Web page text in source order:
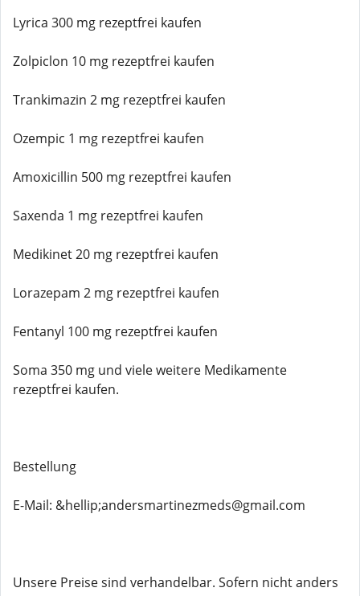
Lyrica 300 mg rezeptfrei kaufen
Zolpiclon 10 mg rezeptfrei kaufen
Trankimazin 2 mg rezeptfrei kaufen
Ozempic 1 mg rezeptfrei kaufen
Amoxicillin 500 mg rezeptfrei kaufen
Saxenda 1 mg rezeptfrei kaufen
Medikinet 20 mg rezeptfrei kaufen
Lorazepam 2 mg rezeptfrei kaufen
Fentanyl 100 mg rezeptfrei kaufen
Soma 350 mg und viele weitere Medikamente
rezeptfrei kaufen.
Bestellung
E-Mail: &hellip;andersmartinezmeds@gmail.com
Unsere Preise sind verhandelbar. Sofern nicht anders